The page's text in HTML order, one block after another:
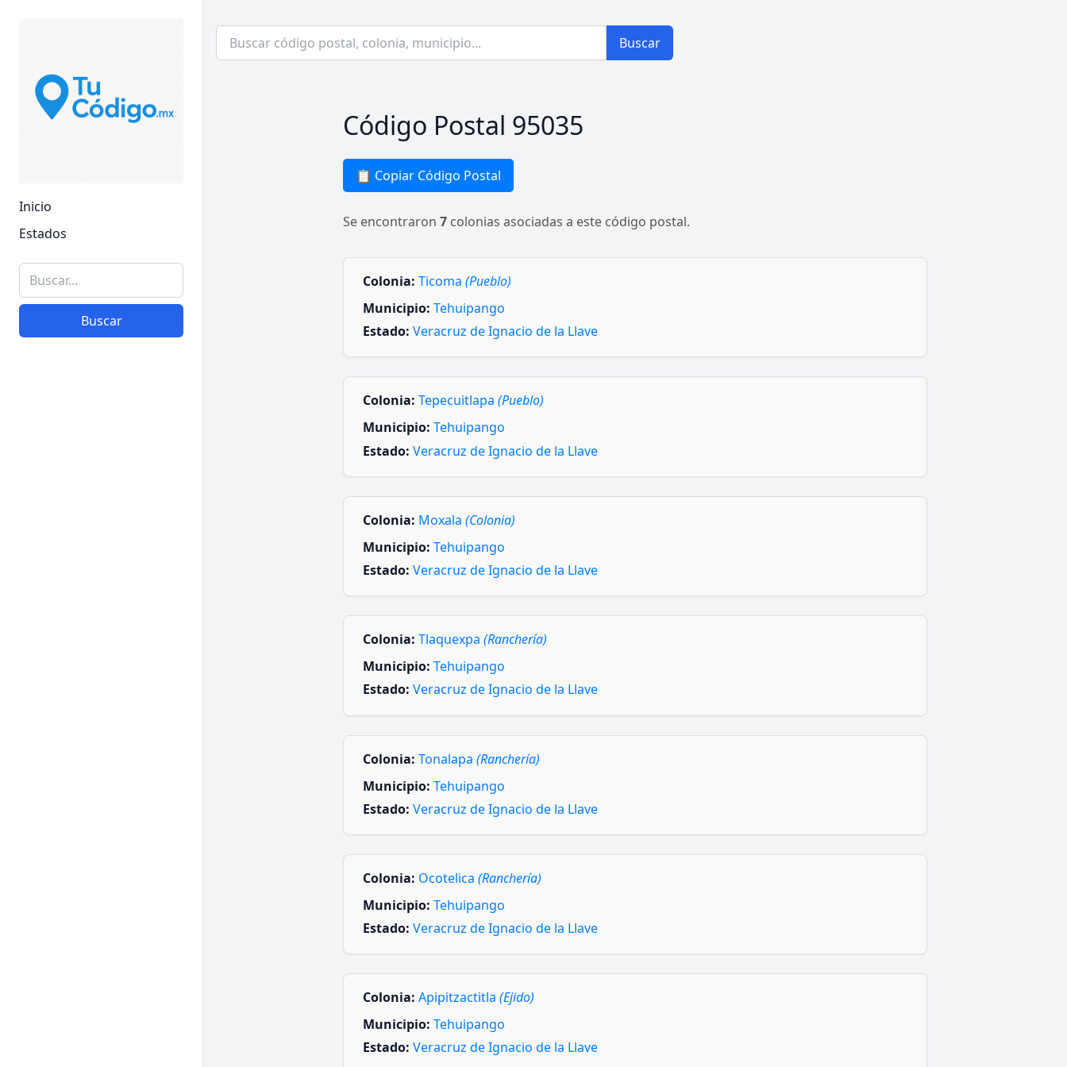
Inicio
Estados
Buscar
Buscar
Código Postal 95035
📋 Copiar Código Postal
Se encontraron 7 colonias asociadas a este código postal.
Colonia: Ticoma (Pueblo)
Municipio: Tehuipango
Estado: Veracruz de Ignacio de la Llave
Colonia: Tepecuitlapa (Pueblo)
Municipio: Tehuipango
Estado: Veracruz de Ignacio de la Llave
Colonia: Moxala (Colonia)
Municipio: Tehuipango
Estado: Veracruz de Ignacio de la Llave
Colonia: Tlaquexpa (Ranchería)
Municipio: Tehuipango
Estado: Veracruz de Ignacio de la Llave
Colonia: Tonalapa (Ranchería)
Municipio: Tehuipango
Estado: Veracruz de Ignacio de la Llave
Colonia: Ocotelica (Ranchería)
Municipio: Tehuipango
Estado: Veracruz de Ignacio de la Llave
Colonia: Apipitzactitla (Ejido)
Municipio: Tehuipango
Estado: Veracruz de Ignacio de la Llave